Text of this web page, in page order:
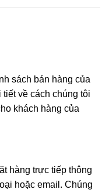
sách bán hàng của
về cách chúng tôi
khách hàng của
hàng trực tiếp thông
hoặc email. Chúng